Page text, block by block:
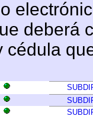
deberá
cédula